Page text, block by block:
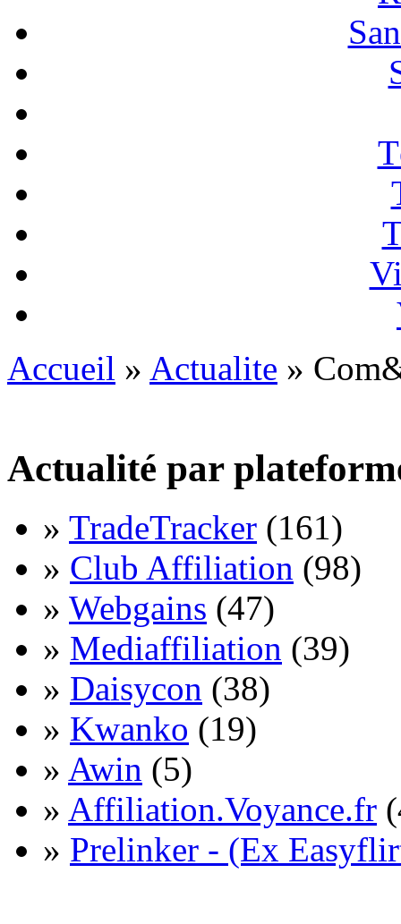
Accueil » Actualite »
Actualité par
» TradeTracker (161)
» Club Affiliation (98)
» Webgains (47)
» Mediaffiliation (39)
» Daisycon (38)
» Kwanko (19)
» Awin (5)
» Affiliation.Voyance.fr
» Prelinker - (Ex